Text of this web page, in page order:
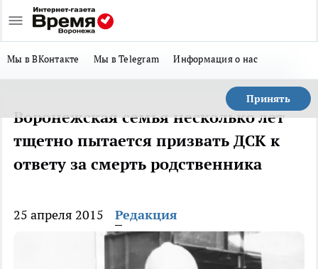
Мы в ВКонтакте Мы в Telegram Информация о нас
Принять
Воронежская семья несколько лет
тщетно пытается призвать ДСК к
ответу за смерть родственника
25 апреля 2015 Редакция